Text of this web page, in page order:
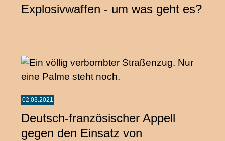
Explosivwaffen - um was geht es?
02.03.2021
Deutsch-französischer Appell
gegen den Einsatz von